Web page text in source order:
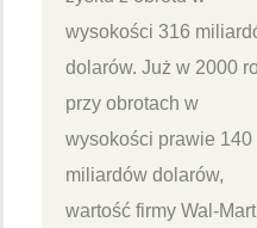
wysokości 316
dolarów. Już w 2000
przy obrotach w
wysokości prawie 140
miliardów dolarów,
wartość firmy Wal-Mart